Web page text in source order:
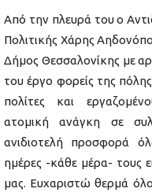
Από την πλευρά του ο
Πολιτικής Χάρης
Δήμος Θεσσαλονίκης με
του έργο φορείς της πόλης
πολίτες και
ατομική ανάγκη σε
ανιδιοτελή προσφορά
ημέρες -κάθε μέρα- τους
μας. Ευχαριστώ θερμά